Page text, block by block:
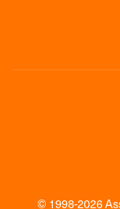
© 1998-2026